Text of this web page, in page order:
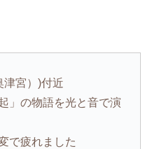
宮）)付近
」の物語を光と音で演
で疲れました